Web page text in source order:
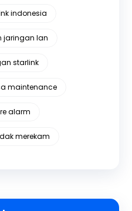
indonesia
jaringan lan
starlink
maintenance
alarm
merekam